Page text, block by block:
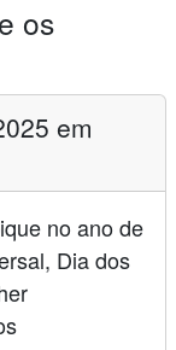
os
em
no ano de
Dia dos